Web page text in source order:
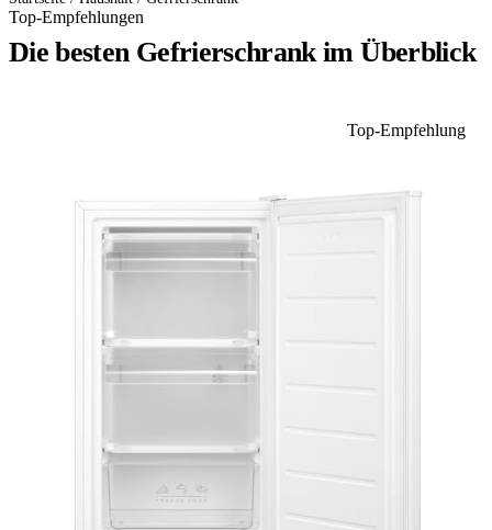
Top-Empfehlungen
Die besten Gefrierschrank im Überblick
Top-Empfehlung